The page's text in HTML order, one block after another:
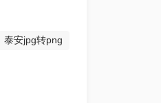
泰安jpg转png